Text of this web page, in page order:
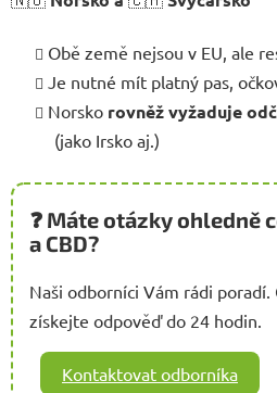
Obě země nejsou v EU, ale
Je nutné mít platný pas,
Norsko rovněž vyžaduje
(jako Irsko aj.)
❓ Máte otázky ohledně
a CBD?
Naši odborníci Vám rádi
získejte odpověď do 24 hodin.
Kontaktovat odborníka